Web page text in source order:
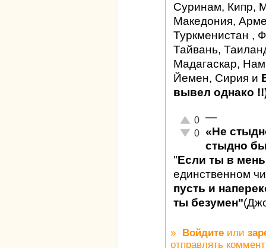
Суринам, Кипр,
Македония,
Туркменистан ,
Тайвань,
Мадагаскар,
Йемен, Сирия и
вывел однако
Отлично!
0
Неадекватно!
0
—
«Не
стыдно
"Если ты в
единственном
пусть и
ты безумен"
» Войдите или
отправлять